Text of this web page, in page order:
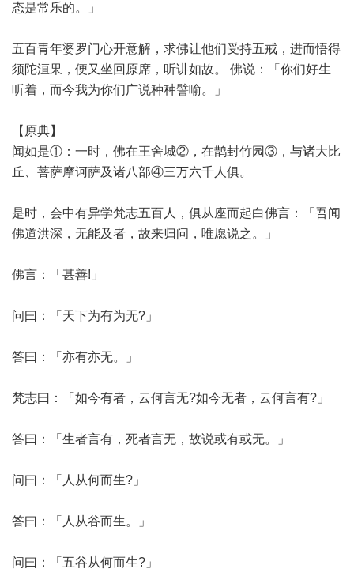
态是常乐的。」
五百青年婆罗门心开意解，求佛让他们受持五戒，进而悟得
须陀洹果，便又坐回原席，听讲如故。 佛说：「你们好生
听着，而今我为你们广说种种譬喻。」
【原典】
闻如是①：一时，佛在王舍城②，在鹊封竹园③，与诸大比
丘、菩萨摩诃萨及诸八部④三万六千人俱。
是时，会中有异学梵志五百人，俱从座而起白佛言：「吾闻
佛道洪深，无能及者，故来归问，唯愿说之。」
佛言：「甚善!」
问曰：「天下为有为无?」
答曰：「亦有亦无。」
梵志曰：「如今有者，云何言无?如今无者，云何言有?」
答曰：「生者言有，死者言无，故说或有或无。」
问曰：「人从何而生?」
答曰：「人从谷而生。」
问曰：「五谷从何而生?」